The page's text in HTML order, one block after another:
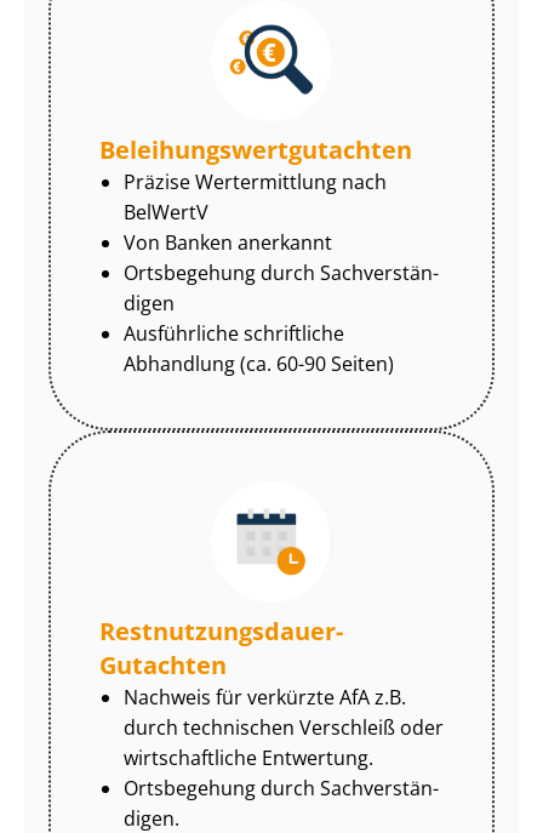
Be­lei­hungs­wert­gut­ach­ten
Präzise Wertermittlung nach
BelWertV
Von Banken anerkannt
Ortsbegehung durch Sach­ver­stän­
di­gen
Ausführliche schriftliche
Abhandlung (ca. 60-90 Seiten)
Rest­nut­zungs­dau­er-
Gutachten
Nachweis für verkürzte AfA z.B.
durch technischen Verschleiß oder
wirtschaftliche Entwertung.
Ortsbegehung durch Sach­ver­stän­
di­gen.